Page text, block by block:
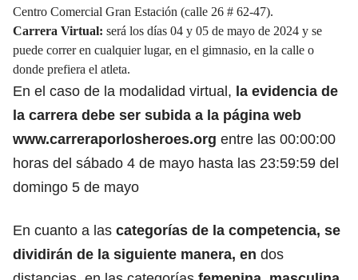
Centro Comercial Gran Estación (calle 26 # 62-47).
Carrera Virtual: será los días 04 y 05 de mayo de 2024 y se
puede correr en cualquier lugar, en el gimnasio, en la calle o
donde prefiera el atleta.
En el caso de la modalidad virtual, la evidencia de
la carrera debe ser subida a la página web
www.carreraporlosheroes.org entre las 00:00:00
horas del sábado 4 de mayo hasta las 23:59:59 del
domingo 5 de mayo
En cuanto a las categorías de la competencia, se
dividirán de la siguiente manera, en dos